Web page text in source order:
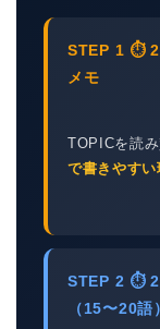
STEP 1 ⏱ 2
メモ
TOPICを読
で書きやすい
STEP 2 ⏱ 2
（15〜20語）